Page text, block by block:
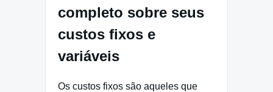
completo sobre seus
custos fixos e
variáveis
Os custos fixos são aqueles que